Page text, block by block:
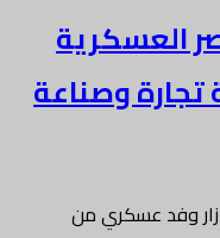
العسكرية
تجارة وصناعة
وفد عسكري من